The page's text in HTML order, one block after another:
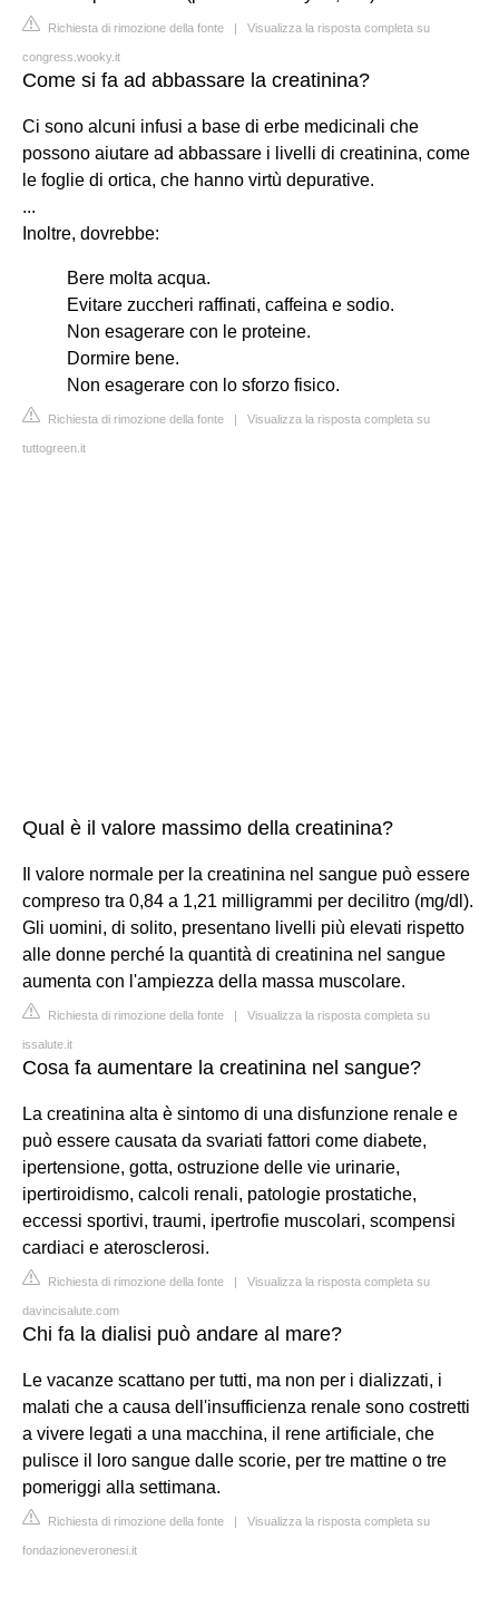
Richiesta di rimozione della fonte | Visualizza la risposta completa su
congress.wooky.it
Come si fa ad abbassare la creatinina?
Ci sono alcuni infusi a base di erbe medicinali che
possono aiutare ad abbassare i livelli di creatinina, come
le foglie di ortica, che hanno virtù depurative.
...
Inoltre, dovrebbe:
Bere molta acqua.
Evitare zuccheri raffinati, caffeina e sodio.
Non esagerare con le proteine.
Dormire bene.
Non esagerare con lo sforzo fisico.
Richiesta di rimozione della fonte | Visualizza la risposta completa su
tuttogreen.it
Qual è il valore massimo della creatinina?
Il valore normale per la creatinina nel sangue può essere
compreso tra 0,84 a 1,21 milligrammi per decilitro (mg/dl).
Gli uomini, di solito, presentano livelli più elevati rispetto
alle donne perché la quantità di creatinina nel sangue
aumenta con l'ampiezza della massa muscolare.
Richiesta di rimozione della fonte | Visualizza la risposta completa su
issalute.it
Cosa fa aumentare la creatinina nel sangue?
La creatinina alta è sintomo di una disfunzione renale e
può essere causata da svariati fattori come diabete,
ipertensione, gotta, ostruzione delle vie urinarie,
ipertiroidismo, calcoli renali, patologie prostatiche,
eccessi sportivi, traumi, ipertrofie muscolari, scompensi
cardiaci e aterosclerosi.
Richiesta di rimozione della fonte | Visualizza la risposta completa su
davincisalute.com
Chi fa la dialisi può andare al mare?
Le vacanze scattano per tutti, ma non per i dializzati, i
malati che a causa dell'insufficienza renale sono costretti
a vivere legati a una macchina, il rene artificiale, che
pulisce il loro sangue dalle scorie, per tre mattine o tre
pomeriggi alla settimana.
Richiesta di rimozione della fonte | Visualizza la risposta completa su
fondazioneveronesi.it